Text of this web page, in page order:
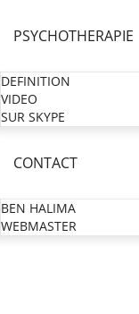
PSYCHOTHERAPIE
DEFINITION
VIDEO
SUR SKYPE
CONTACT
BEN HALIMA
WEBMASTER